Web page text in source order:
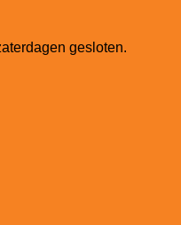
gesloten.